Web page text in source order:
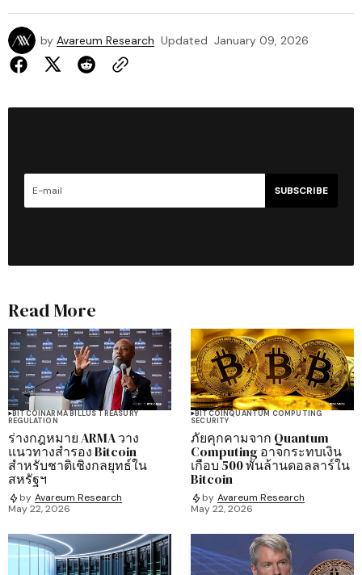
by Avareum Research Updated January 09, 2026
SUBSCRIBE
Read More
BITCOINARMA BILLUS TREASURY
REGULATION
ร่างกฎหมาย ARMA วาง
แนวทางสำรอง Bitcoin
สำหรับชาติเชิงกลยุทธ์ใน
สหรัฐฯ
by Avareum Research
May 22, 2026
BITCOINQUANTUM COMPUTING
SECURITY
ภัยคุกคามจาก Quantum
Computing อาจกระทบเงิน
เกือบ 500 พันล้านดอลลาร์ใน
Bitcoin
by Avareum Research
May 22, 2026